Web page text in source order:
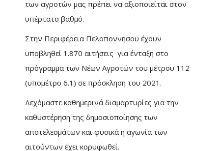
των αγροτών μας πρέπει να αξιοποιείται στον
υπέρτατο βαθμό.
Στην Περιφέρεια Πελοποννήσου έχουν
υποβληθεί 1.870 αιτήσεις για ένταξη στο
πρόγραμμα των Νέων Αγροτών του μέτρου 112
(υπομέτρο 6.1) σε πρόσκληση του 2021.
Δεχόμαστε καθημερινά διαμαρτυρίες για την
καθυστέρηση της δημοσιοποίησης των
αποτελεσμάτων και φυσικά η αγωνία των
αιτούντων έχει κορυφωθεί.